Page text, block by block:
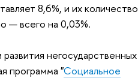
8,6%, и их количество
— всего на 0,03%.
негосударственных
программа "Социальное